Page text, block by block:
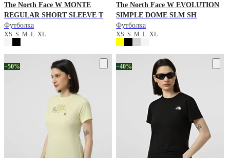
The North Face W MONTE
REGULAR SHORT SLEEVE T
Футболка
XS S M L XL
The North Face W EVOLUTION
SIMPLE DOME SLM SH
Футболка
XSSMLXL
−50% −40%